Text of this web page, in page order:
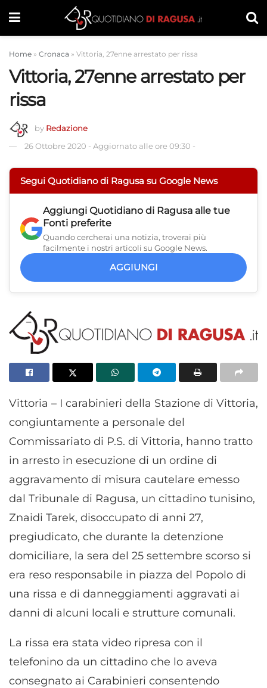
Home » Cronaca » Vittoria, 27enne arrestato per rissa
Vittoria, 27enne arrestato per
rissa
by Redazione
26 Ottobre 2020 - Aggiornato alle ore 09:30 -
Segui Quotidiano di Ragusa su Google News
Aggiungi Quotidiano di Ragusa alle tue
Fonti preferite
Quando cercherai una notizia, troverai più
facilmente i nostri articoli su Google News.
AGGIUNGI
Vittoria – I carabinieri della Stazione di Vittoria,
congiuntamente a personale del
Commissariato di P.S. di Vittoria, hanno tratto
in arresto in esecuzione di un ordine di
aggravamento di misura cautelare emesso
dal Tribunale di Ragusa, un cittadino tunisino,
Znaidi Tarek, disoccupato di anni 27,
pregiudicato, che durante la detenzione
domiciliare, la sera del 25 settembre scorso si
era reso responsabile in piazza del Popolo di
una rissa e di danneggiamenti aggravati ai
danni di alcuni locali e strutture comunali.
La rissa era stata video ripresa con il
telefonino da un cittadino che lo aveva
consegnato ai Carabinieri consentendo